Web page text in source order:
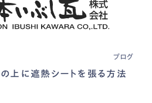
ブログ
上に遮熱シートを張る方法